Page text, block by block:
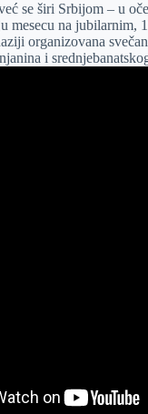
se širi Srbijom – u
mesecu na
organizovana
i